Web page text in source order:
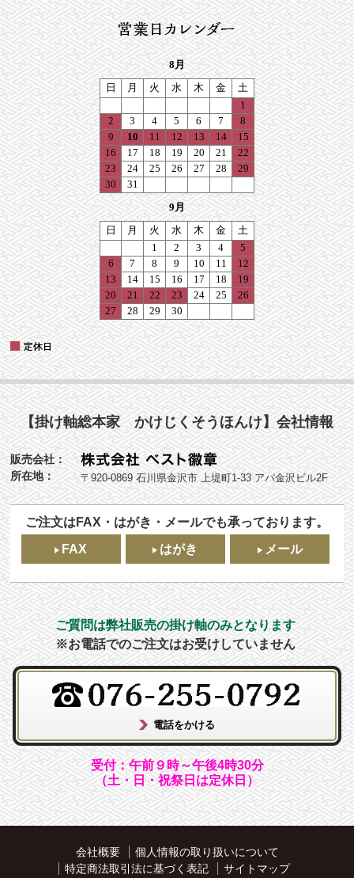
【掛け軸総本家 かけじくそうほんけ】会社情報
販売会社：
所在地：
〒920-0869 石川県金沢市 上堤町1-33 アパ金沢ビル2F
ご注文はFAX・はがき・メールでも承っております。
FAX
はがき メール
ご質問は弊社販売の掛け軸のみとなります
※お電話でのご注文はお受けしていません
受付：午前９時～午後4時30分
（土・日・祝祭日は定休日）
会社概要
個人情報の取り扱いについて
特定商法取引法に基づく表記
サイトマップ